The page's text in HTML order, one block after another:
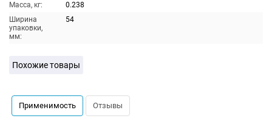
Масса, кг:
0.238
Ширина
упаковки,
мм:
54
Похожие товары
Применимость Отзывы